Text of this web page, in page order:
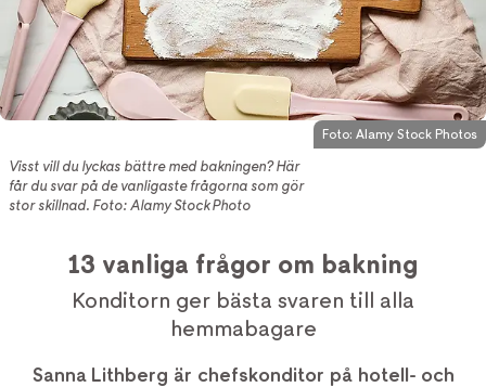
Foto: Alamy Stock Photos
Visst vill du lyckas bättre med bakningen? Här
får du svar på de vanligaste frågorna som gör
stor skillnad. Foto: Alamy Stock Photo
13 vanliga frågor om bakning
Konditorn ger bästa svaren till alla
hemmabagare
Sanna Lithberg är chefskonditor på hotell- och